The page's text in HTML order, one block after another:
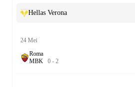
Hellas Verona
24 Mei
Roma
MBK 0 - 2